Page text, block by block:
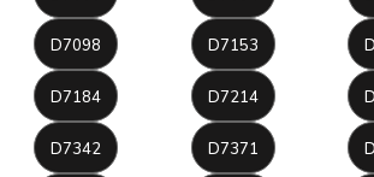
D7098 D7153
D7184 D7214
D7342 D7371